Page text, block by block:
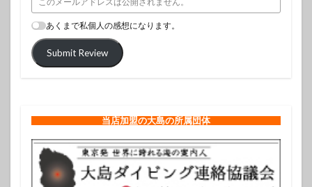
あくまで私個人の感想になります。
Submit Review
当店加盟の大島の所属団体